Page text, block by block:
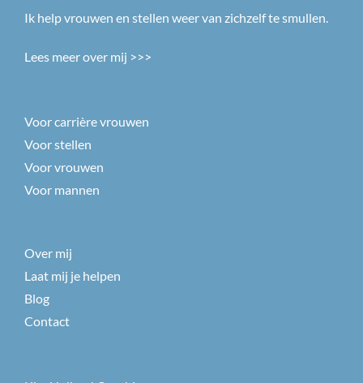
Ik help vrouwen en stellen weer van zichzelf te smullen.
Lees meer over mij >>>
Voor carrière vrouwen
Voor stellen
Voor vrouwen
Voor mannen
Over mij
Laat mij je helpen
Blog
Contact